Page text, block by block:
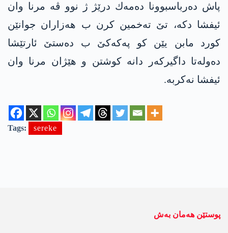
پاش ده‌رباسبوونا ده‌مه‌ك درێژ ژ نوو ڤه‌ مرنا وان
ئیفشا دكه‌، تێ ته‌خمین كرن ب هه‌زاران جوانێن
كورد مابن یێن كو په‌كه‌كێ ب ده‌ستێ ئارتێشا
ده‌وله‌تا داگیركه‌ر دانه‌ كوشتن و هێژان مرنا وان
ئیفشا نه‌كربه‌.
Tags: sereke
پوستێن ھەمان بەش